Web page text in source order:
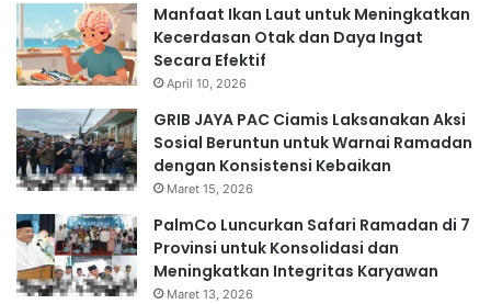
Manfaat Ikan Laut untuk Meningkatkan
Kecerdasan Otak dan Daya Ingat
Secara Efektif
April 10, 2026
GRIB JAYA PAC Ciamis Laksanakan Aksi
Sosial Beruntun untuk Warnai Ramadan
dengan Konsistensi Kebaikan
Maret 15, 2026
PalmCo Luncurkan Safari Ramadan di 7
Provinsi untuk Konsolidasi dan
Meningkatkan Integritas Karyawan
Maret 13, 2026